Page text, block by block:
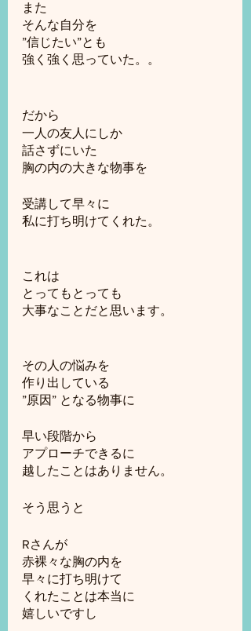
また
そんな自分を
”信じたい”とも
強く強く思っていた。。
だから
一人の友人にしか
話さずにいた
胸の内の大きな物事を
受講して早々に
私に打ち明けてくれた。
これは
とってもとっても
大事なことだと思います。
その人の悩みを
作り出している
”原因” となる物事に
早い段階から
アプローチできるに
越したことはありません。
そう思うと
Rさんが
赤裸々な胸の内を
早々に打ち明けて
くれたことは本当に
嬉しいですし